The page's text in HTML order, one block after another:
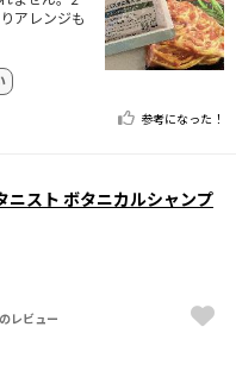
アレンジも
参考になった！
ニスト ボタニカルシャンプ
レビュー